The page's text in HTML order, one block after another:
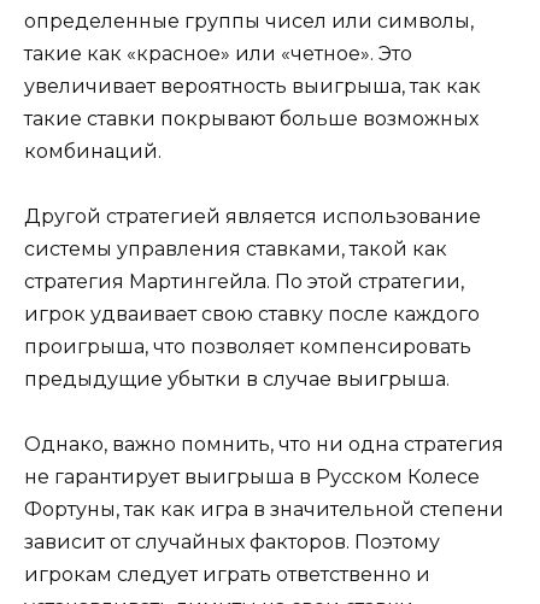
определенные группы чисел или символы,
такие как «красное» или «четное». Это
увеличивает вероятность выигрыша, так как
такие ставки покрывают больше возможных
комбинаций.
Другой стратегией является использование
системы управления ставками, такой как
стратегия Мартингейла. По этой стратегии,
игрок удваивает свою ставку после каждого
проигрыша, что позволяет компенсировать
предыдущие убытки в случае выигрыша.
Однако, важно помнить, что ни одна стратегия
не гарантирует выигрыша в Русском Колесе
Фортуны, так как игра в значительной степени
зависит от случайных факторов. Поэтому
игрокам следует играть ответственно и